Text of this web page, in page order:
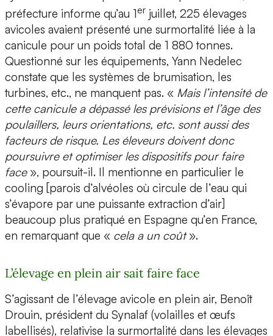
préfecture informe qu’au 1er juillet, 225 élevages
avicoles avaient présenté une surmortalité liée à la
canicule pour un poids total de 1 880 tonnes.
Questionné sur les équipements, Yann Nedelec
constate que les systèmes de brumisation, les
turbines, etc., ne manquent pas. « Mais l’intensité de
cette canicule a dépassé les prévisions et l’âge des
poulaillers, leurs orientations, etc. sont aussi des
facteurs de risque. Les éleveurs doivent donc
poursuivre et optimiser les dispositifs pour faire
face», poursuit-il. Il mentionne en particulier le
cooling [parois d’alvéoles où circule de l’eau qui
s’évapore par une puissante extraction d’air]
beaucoup plus pratiqué en Espagne qu’en France,
en remarquant que « cela a un coût».
L’élevage en plein air sait faire face
S’agissant de l’élevage avicole en plein air, Benoît
Drouin, président du Synalaf (volailles et œufs
labellisés), relativise la surmortalité dans les élevages